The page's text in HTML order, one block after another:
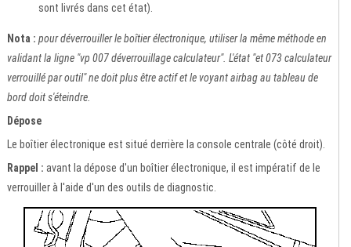
sont livrés dans cet état).
Nota : pour déverrouiller le boîtier électronique, utiliser la même méthode en
validant la ligne "vp 007 déverrouillage calculateur". L'état "et 073 calculateur
verrouillé par outil" ne doit plus être actif et le voyant airbag au tableau de
bord doit s'éteindre.
Dépose
Le boîtier électronique est situé derrière la console centrale (côté droit).
Rappel : avant la dépose d'un boîtier électronique, il est impératif de le
verrouiller à l'aide d'un des outils de diagnostic.